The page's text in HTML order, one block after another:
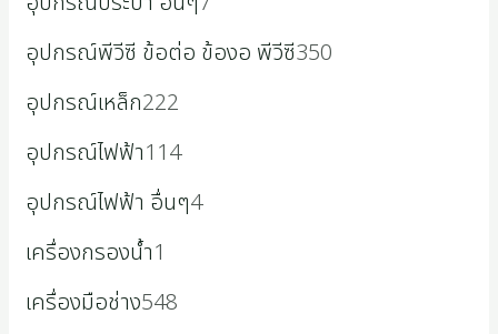
อุปกรณ์พีวีซี ข้อต่อ ข้องอ พีวีซี350
อุปกรณ์เหล็ก222
อุปกรณ์ไฟฟ้า114
อุปกรณ์ไฟฟ้า อื่นๆ4
เครื่องกรองน้ำ1
เครื่องมือช่าง548